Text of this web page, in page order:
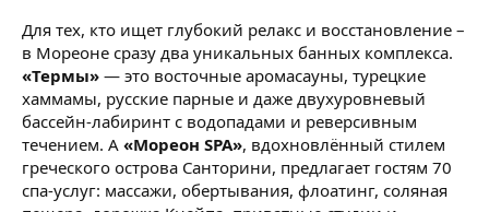
Для тех, кто ищет глубокий релакс и восстановление –
в Мореоне сразу два уникальных банных комплекса.
«Термы» — это восточные аромасауны, турецкие
хаммамы, русские парные и даже двухуровневый
бассейн-лабиринт с водопадами и реверсивным
течением. А «Мореон SPA», вдохновлённый стилем
греческого острова Санторини, предлагает гостям 70
спа-услуг: массажи, обертывания, флоатинг, соляная